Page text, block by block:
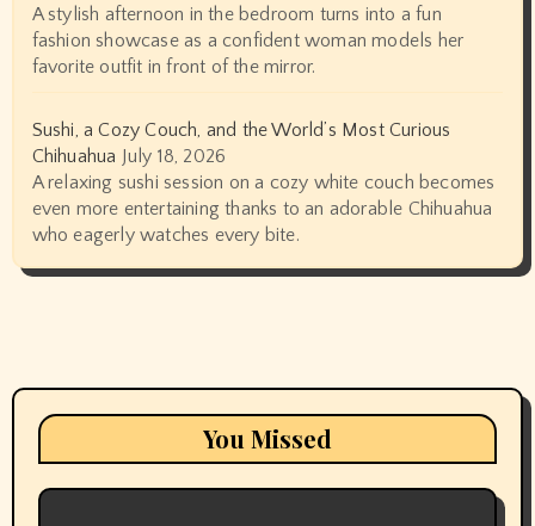
A stylish afternoon in the bedroom turns into a fun
fashion showcase as a confident woman models her
favorite outfit in front of the mirror.
Sushi, a Cozy Couch, and the World’s Most Curious
Chihuahua July 18, 2026
A relaxing sushi session on a cozy white couch becomes
even more entertaining thanks to an adorable Chihuahua
who eagerly watches every bite.
You Missed